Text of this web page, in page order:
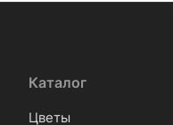
Каталог
Цветы